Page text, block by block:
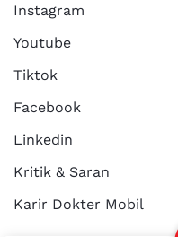
Services
Kritik dan
Reservasi
Instagram
Youtube
Tiktok
Facebook
Linkedin
Kritik & Saran
Karir Dokter Mobil